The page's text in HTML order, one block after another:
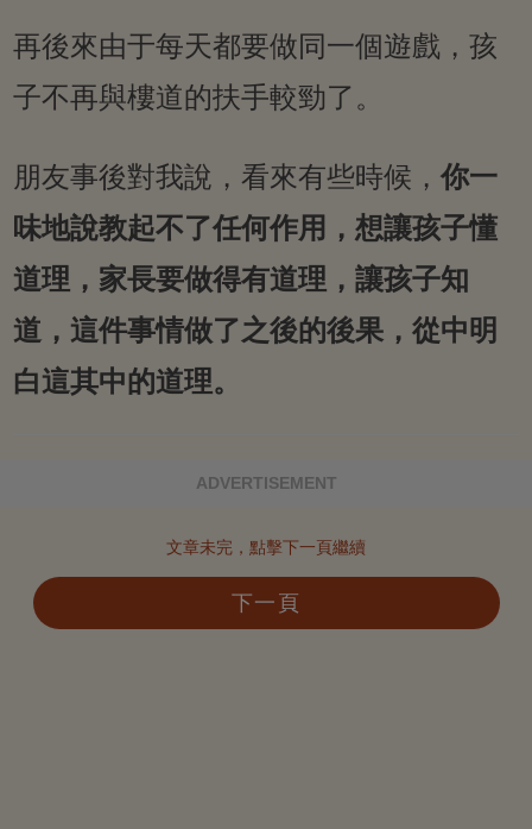
再後來由于每天都要做同一個遊戲，孩
子不再與樓道的扶手較勁了。
朋友事後對我說，看來有些時候， 你一
味地說教起不了任何作用，想讓孩子懂
道理，家長要做得有道理，讓孩子知
道，這件事情做了之後的後果，從中明
白這其中的道理。
ADVERTISEMENT
文章未完，點擊下一頁繼續
下一頁